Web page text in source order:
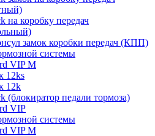
на коробку передач
замок коробки передач (КПП)
системы
VIP M
12ks
12k
(блокиратор педали тормоза)
VIP
системы
VIP M